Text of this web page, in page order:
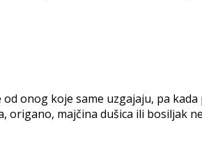
onog koje same uzgajaju, pa
majčina dušica ili bosiljak